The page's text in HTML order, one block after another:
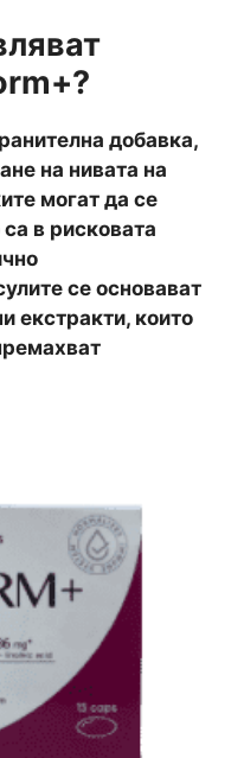
добавка,
на нивата на
могат да се
в рисковата
се основават
екстракти, които